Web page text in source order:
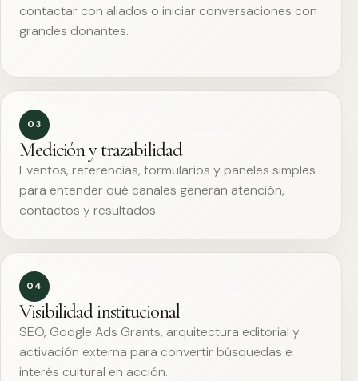
contactar con aliados o iniciar conversaciones con
grandes donantes.
03
Medición y trazabilidad
Eventos, referencias, formularios y paneles simples
para entender qué canales generan atención,
contactos y resultados.
04
Visibilidad institucional
SEO, Google Ads Grants, arquitectura editorial y
activación externa para convertir búsquedas e
interés cultural en acción.